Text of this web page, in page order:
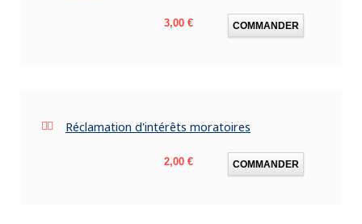
Prix
3,00 € COMMANDER
Réclamation d'intérêts moratoires
Prix
2,00 € COMMANDER